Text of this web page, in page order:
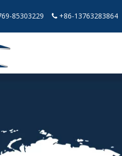
85303229  +86-13763283864